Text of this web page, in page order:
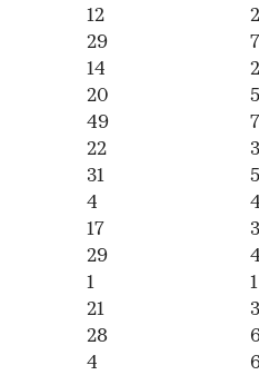
12
29
14
20
49
22
31
4
17
29
1
1
21
28
4